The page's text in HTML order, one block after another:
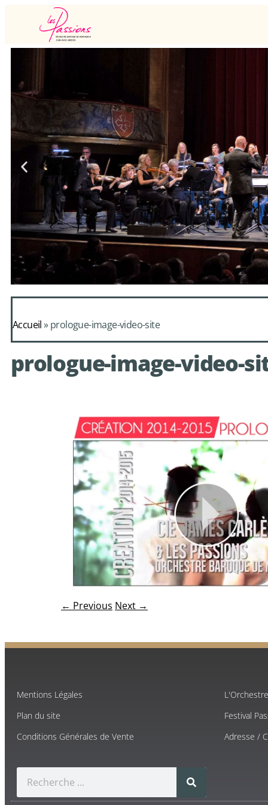
Daphnis et
de
avec le choeur de chambre
Accueil»prologue-image-video-site
prologue-image-video-
← Previous Next →
Mentions Légales
Plan du site
Conditions Générales de Vente
Festival
Adresse /